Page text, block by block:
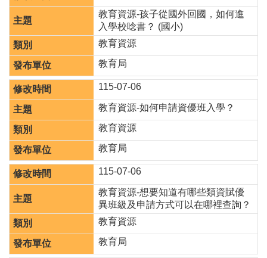
津
貼
水
域
安
全
回
首
頁
網
站
導
覽
市
政
信
箱
教育資源-孩子從國外回國，如何進
入學校唸書？ (國小)
教育資源
教育局
115-07-06
教育資源-如何申請資優班入學？
教育資源
教育局
115-07-06
教育資源-想要知道有哪些類資賦優
異班級及申請方式可以在哪裡查詢？
教育資源
教育局